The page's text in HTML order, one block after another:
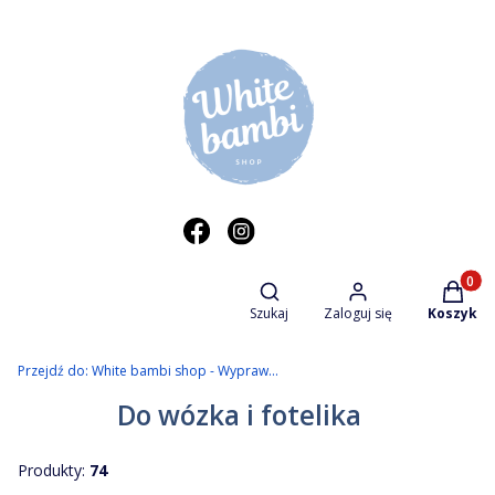
Otwórz wyszukiwarkę
Szukaj Zaloguj się Koszyk
Przejdź do: White bambi shop - Wyprawka dziecięca
Do wózka i fotelika
Produkty: 74